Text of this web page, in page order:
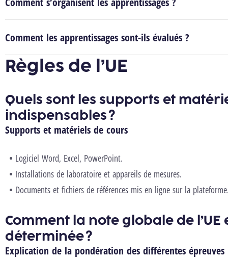
Comment les apprentissages sont-ils évalués ?
Règles de l’UE
Quels sont les supports et
indispensables ?
Supports et matériels de cours
Logiciel Word, Excel, PowerPoint.
Installations de laboratoire et appareils de mesures.
Documents et fichiers de références mis en ligne sur la
Comment la note globale de l’UE
déterminée ?
Explication de la pondération des différentes épreuves